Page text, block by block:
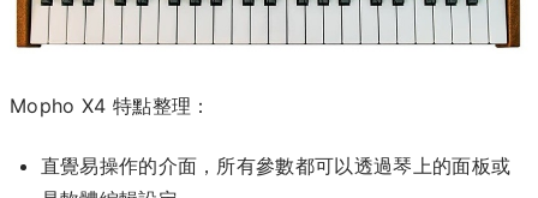
Mopho X4 特點整理：
直覺易操作的介面，所有參數都可以透過琴上的面板或